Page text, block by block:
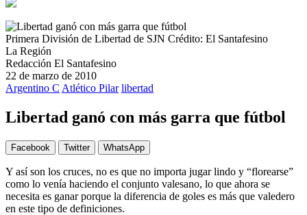
Primera División de Libertad de SJN Crédito: El Santafesino
La Región
Redacción El Santafesino
22 de marzo de 2010
Argentino C Atlético Pilar libertad
Libertad ganó con más garra que fútbol
Facebook Twitter WhatsApp
Y así son los cruces, no es que no importa jugar lindo y “florearse”
como lo venía haciendo el conjunto valesano, lo que ahora se
necesita es ganar porque la diferencia de goles es más que valedero
en este tipo de definiciones.